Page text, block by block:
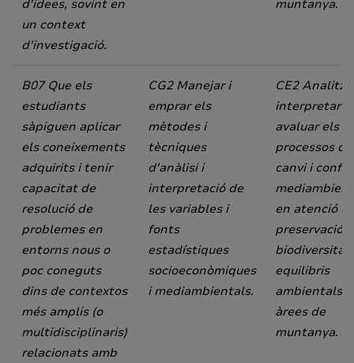
d'idees, sovint en
un context
d'investigació.
muntanya.
B07 Que els
estudiants
sàpiguen aplicar
els coneixements
adquirits i tenir
capacitat de
resolució de
problemes en
entorns nous o
poc coneguts
dins de contextos
més amplis (o
multidisciplinaris)
relacionats amb
CG2 Manejar i
emprar els
mètodes i
tècniques
d'anàlisi i
interpretació de
les variables i
fonts
estadístiques
socioeconòmiques
i mediambientals.
CE2
interpretar i
avaluar els
processos de
canvi i
en atenció a
preservació
biodiversitat
equilibris
ambientals
àrees de
muntanya.